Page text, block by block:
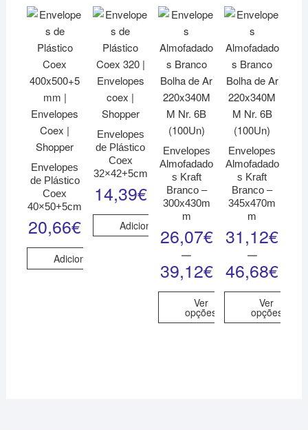
Envelopes
de Plástico
Coex
40×50+5cm
20,66€
Adicionar
Envelopes
de Plástico
Coex
32×42+5cm
14,39€
Adicionar
Envelopes
Almofadado
s Kraft
Branco –
300x430m
m
26,07€
–
39,12€
Ver
opções
Envelopes
Almofadado
s Kraft
Branco –
345x470m
m
31,12€
–
46,68€
Ver
opções